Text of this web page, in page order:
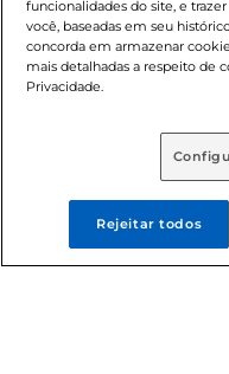
Adolescente). Preços e
www.bretas.com.br,
prévio. O valor mínimo
80,00.
© 2025 Copyright.
reservados Bretas.
funcionalidades do site, e
você, baseadas em seu
concorda em armazenar
mais detalhadas a respeito de
Privacidade.
Rejeitar todos